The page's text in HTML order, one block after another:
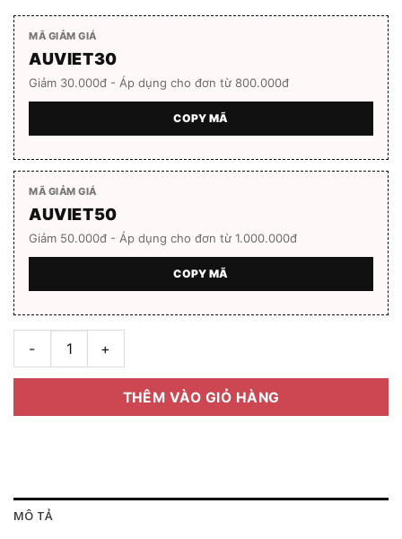
MÃ GIẢM GIÁ
AUVIET30
Giảm 30.000đ - Áp dụng cho đơn từ 800.000đ
COPY MÃ
MÃ GIẢM GIÁ
AUVIET50
Giảm 50.000đ - Áp dụng cho đơn từ 1.000.000đ
COPY MÃ
Gọng kính Credit CD-H8304 Hàng chính hãng Full box số
THÊM VÀO GIỎ HÀNG
MÔ TẢ